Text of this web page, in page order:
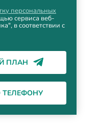
персональных
сервиса веб-
в соответствии с
ПЛАН
ТЕЛЕФОНУ